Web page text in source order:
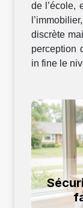
de l’école,
discrète
perception
in fine le